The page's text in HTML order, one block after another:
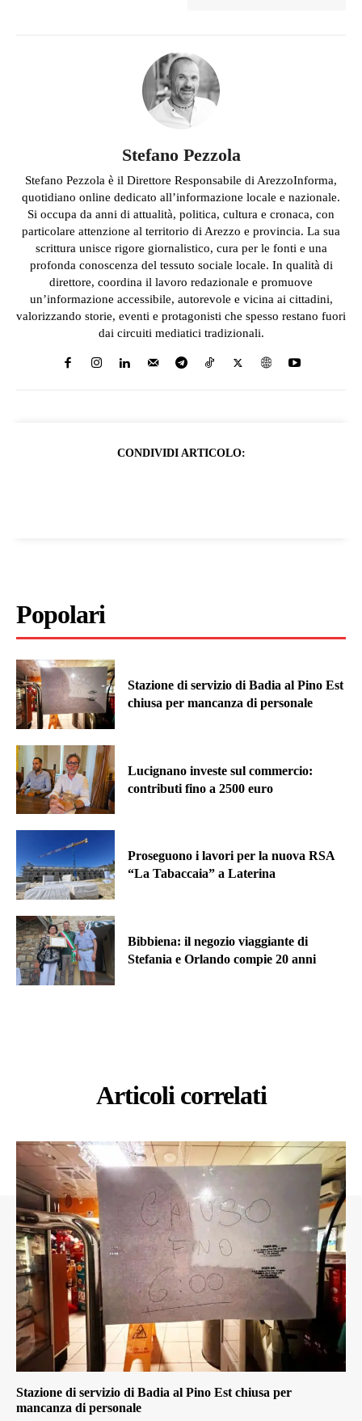
Stefano Pezzola
Stefano Pezzola è il Direttore Responsabile di ArezzoInforma,
quotidiano online dedicato all’informazione locale e nazionale.
Si occupa da anni di attualità, politica, cultura e cronaca, con
particolare attenzione al territorio di Arezzo e provincia. La sua
scrittura unisce rigore giornalistico, cura per le fonti e una
profonda conoscenza del tessuto sociale locale. In qualità di
direttore, coordina il lavoro redazionale e promuove
un’informazione accessibile, autorevole e vicina ai cittadini,
valorizzando storie, eventi e protagonisti che spesso restano fuori
dai circuiti mediatici tradizionali.
CONDIVIDI ARTICOLO:
Popolari
Stazione di servizio di Badia al Pino Est
chiusa per mancanza di personale
Lucignano investe sul commercio:
contributi fino a 2500 euro
Proseguono i lavori per la nuova RSA
“La Tabaccaia” a Laterina
Bibbiena: il negozio viaggiante di
Stefania e Orlando compie 20 anni
Articoli correlati
Stazione di servizio di Badia al Pino Est chiusa per
mancanza di personale